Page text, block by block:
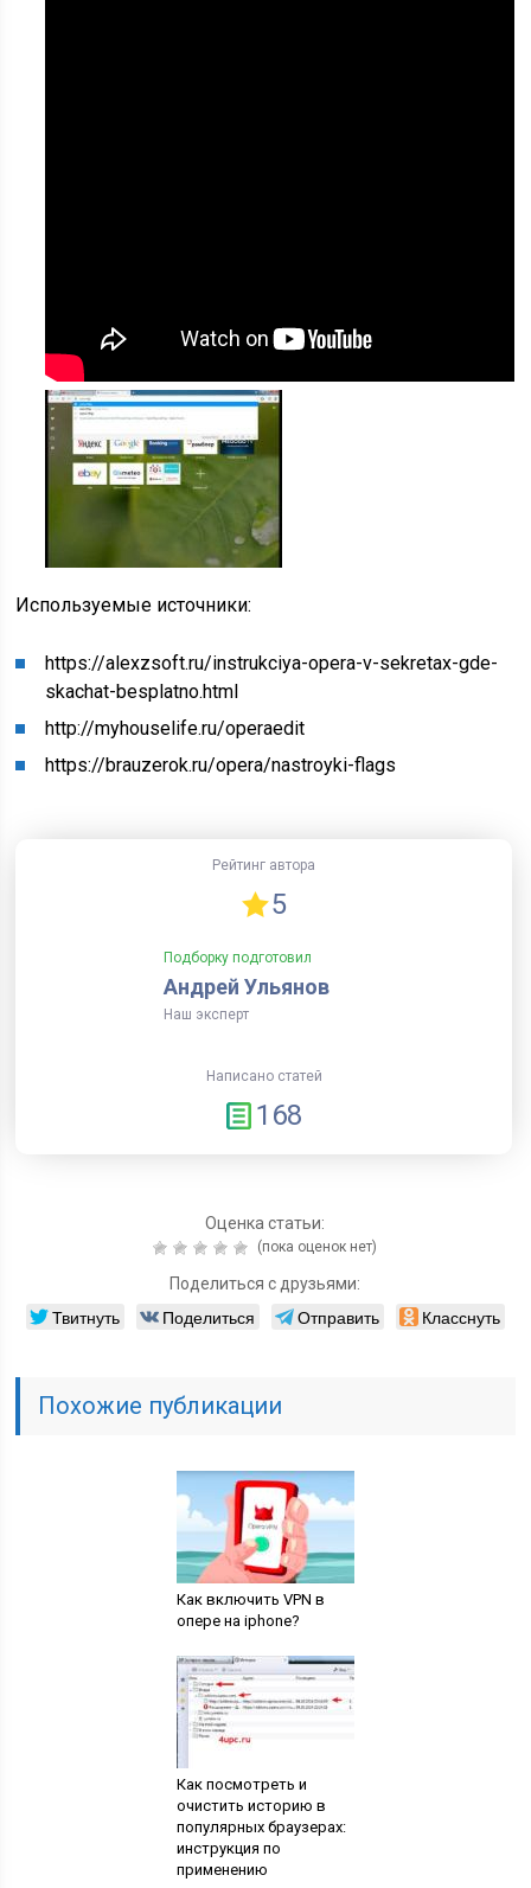
Используемые источники:
https://alexzsoft.ru/instrukciya-opera-v-sekretax-gde-
skachat-besplatno.html
http://myhouselife.ru/operaedit
https://brauzerok.ru/opera/nastroyki-flags
Рейтинг автора
5
Подборку подготовил
Андрей Ульянов
Наш эксперт
Написано статей
168
Оценка статьи:
(пока оценок нет)
Поделиться с друзьями:
Твитнуть Поделиться Отправить Класснуть
Похожие публикации
Как включить VPN в
опере на iphone?
Как посмотреть и
очистить историю в
популярных браузерах:
инструкция по
применению